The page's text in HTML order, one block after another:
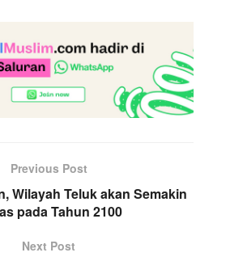
Previous Post
Wilayah Teluk akan Semakin
pada Tahun 2100
Next Post